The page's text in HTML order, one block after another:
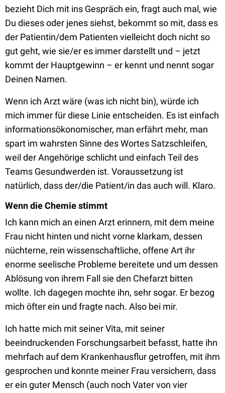
bezieht Dich mit ins Gespräch ein, fragt auch mal, wie
Du dieses oder jenes siehst, bekommt so mit, dass es
der Patientin/dem Patienten vielleicht doch nicht so
gut geht, wie sie/er es immer darstellt und – jetzt
kommt der Hauptgewinn – er kennt und nennt sogar
Deinen Namen.
Wenn ich Arzt wäre (was ich nicht bin), würde ich
mich immer für diese Linie entscheiden. Es ist einfach
informationsökonomischer, man erfährt mehr, man
spart im wahrsten Sinne des Wortes Satzschleifen,
weil der Angehörige schlicht und einfach Teil des
Teams Gesundwerden ist. Voraussetzung ist
natürlich, dass der/die Patient/in das auch will. Klaro.
Wenn die Chemie stimmt
Ich kann mich an einen Arzt erinnern, mit dem meine
Frau nicht hinten und nicht vorne klarkam, dessen
nüchterne, rein wissenschaftliche, offene Art ihr
enorme seelische Probleme bereitete und um dessen
Ablösung von ihrem Fall sie den Chefarzt bitten
wollte. Ich dagegen mochte ihn, sehr sogar. Er bezog
mich öfter ein und fragte nach. Also bei mir.
Ich hatte mich mit seiner Vita, mit seiner
beeindruckenden Forschungsarbeit befasst, hatte ihn
mehrfach auf dem Krankenhausflur getroffen, mit ihm
gesprochen und konnte meiner Frau versichern, dass
er ein guter Mensch (auch noch Vater von vier